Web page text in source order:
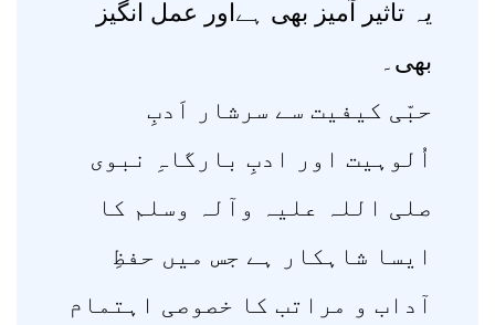
یہ تاثیر آمیز بھی ہےاور عمل انگیز
بھی۔
حبّی کیفیت سے سرشار اَدبِ
اُلوہیت اور ادبِ بارگاہِ نبوی
صلی اللہ علیہ وآلہ وسلم کا
ایسا شاہکار ہے جس میں حفظِ
آداب و مراتب کا خصوصی اہتمام